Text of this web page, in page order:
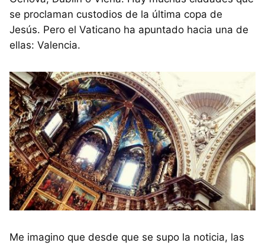
se proclaman custodios de la última copa de
Jesús. Pero el Vaticano ha apuntado hacia una de
ellas: Valencia.
Me imagino que desde que se supo la noticia, las